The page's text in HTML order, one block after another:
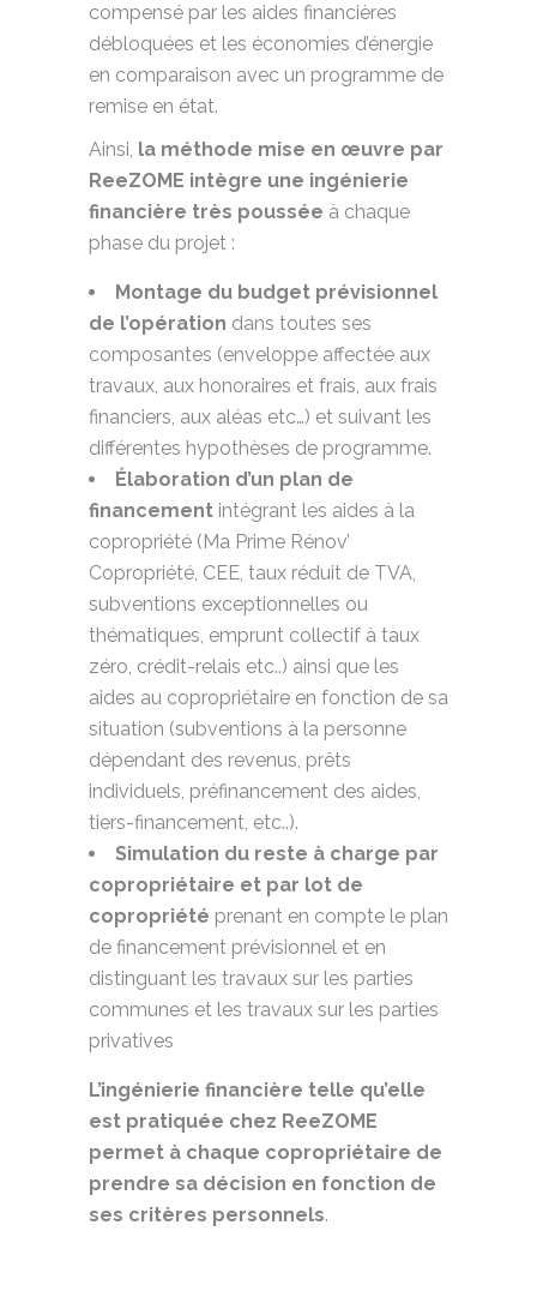
compensé par les aides financières
débloquées et les économies d’énergie
en comparaison avec un programme de
remise en état.
Ainsi, la méthode mise en œuvre par
ReeZOME intègre une ingénierie
financière très poussée à chaque
phase du projet :
Montage du budget prévisionnel
de l’opération dans toutes ses
composantes (enveloppe affectée aux
travaux, aux honoraires et frais, aux frais
financiers, aux aléas etc…) et suivant les
différentes hypothèses de programme.
Élaboration d’un plan de
financement intégrant les aides à la
copropriété (Ma Prime Rénov’
Copropriété, CEE, taux réduit de TVA,
subventions exceptionnelles ou
thématiques, emprunt collectif à taux
zéro, crédit-relais etc..) ainsi que les
aides au copropriétaire en fonction de sa
situation (subventions à la personne
dépendant des revenus, prêts
individuels, préfinancement des aides,
tiers-financement, etc..).
Simulation du reste à charge par
copropriétaire et par lot de
copropriété prenant en compte le plan
de financement prévisionnel et en
distinguant les travaux sur les parties
communes et les travaux sur les parties
privatives
L’ingénierie financière telle qu’elle
est pratiquée chez ReeZOME
permet à chaque copropriétaire de
prendre sa décision en fonction de
ses critères personnels.